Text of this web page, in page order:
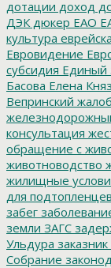
дотации доход
ДЭК дюкер ЕАО
культура
Евровидение
субсидия Единый
Басова Елена
Вепринский
консультация
обращение с
животноводство
жилищные
для подтопленцев
забег
земли ЗАГС
Ульдура
Собрание